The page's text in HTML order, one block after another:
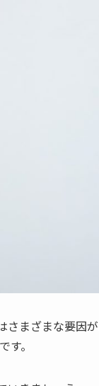
まざまな要因
です。